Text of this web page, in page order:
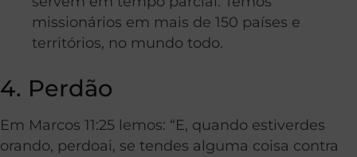
missionários em mais de 150 países e
territórios, no mundo todo.
4. Perdão
Em Marcos 11:25 lemos: “E, quando estiverdes
orando, perdoai, se tendes alguma coisa contra